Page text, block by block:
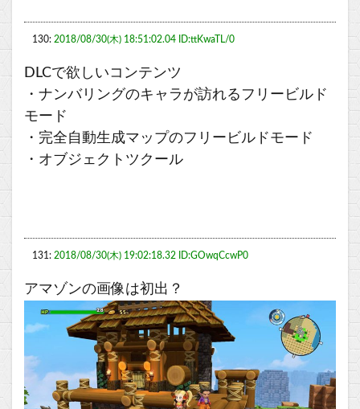
130: 2018/08/30(木) 18:51:02.04 ID:ttKwaTL/0
DLCで欲しいコンテンツ
・ナンバリングのキャラが訪れるフリービルド
モード
・完全自動生成マップのフリービルドモード
・オブジェクトツクール
131: 2018/08/30(木) 19:02:18.32 ID:GOwqCcwP0
アマゾンの画像は初出？